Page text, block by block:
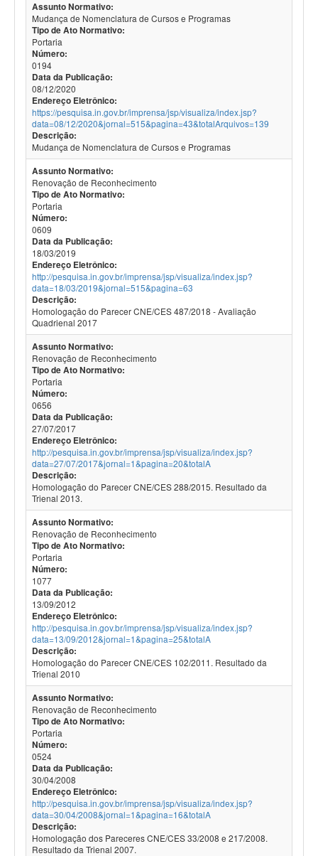
Assunto Normativo:
Mudança de Nomenclatura de Cursos e Programas
Tipo de Ato Normativo:
Portaria
Número:
0194
Data da Publicação:
08/12/2020
Endereço Eletrônico:
https://pesquisa.in.gov.br/imprensa/jsp/visualiza/index.jsp?
data=08/12/2020&jornal=515&pagina=43&totalArquivos=139
Descrição:
Mudança de Nomenclatura de Cursos e Programas
Assunto Normativo:
Renovação de Reconhecimento
Tipo de Ato Normativo:
Portaria
Número:
0609
Data da Publicação:
18/03/2019
Endereço Eletrônico:
http://pesquisa.in.gov.br/imprensa/jsp/visualiza/index.jsp?
data=18/03/2019&jornal=515&pagina=63
Descrição:
Homologação do Parecer CNE/CES 487/2018 - Avaliação
Quadrienal 2017
Assunto Normativo:
Renovação de Reconhecimento
Tipo de Ato Normativo:
Portaria
Número:
0656
Data da Publicação:
27/07/2017
Endereço Eletrônico:
http://pesquisa.in.gov.br/imprensa/jsp/visualiza/index.jsp?
data=27/07/2017&jornal=1&pagina=20&totalA
Descrição:
Homologação do Parecer CNE/CES 288/2015. Resultado da
Trienal 2013.
Assunto Normativo:
Renovação de Reconhecimento
Tipo de Ato Normativo:
Portaria
Número:
1077
Data da Publicação:
13/09/2012
Endereço Eletrônico:
http://pesquisa.in.gov.br/imprensa/jsp/visualiza/index.jsp?
data=13/09/2012&jornal=1&pagina=25&totalA
Descrição:
Homologação do Parecer CNE/CES 102/2011. Resultado da
Trienal 2010
Assunto Normativo:
Renovação de Reconhecimento
Tipo de Ato Normativo:
Portaria
Número:
0524
Data da Publicação:
30/04/2008
Endereço Eletrônico:
http://pesquisa.in.gov.br/imprensa/jsp/visualiza/index.jsp?
data=30/04/2008&jornal=1&pagina=16&totalA
Descrição:
Homologação dos Pareceres CNE/CES 33/2008 e 217/2008.
Resultado da Trienal 2007.